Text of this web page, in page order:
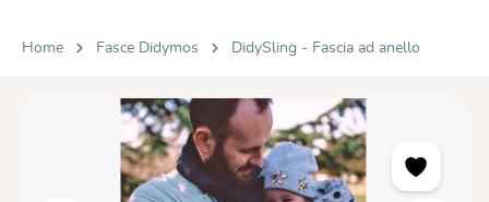
Home Fasce Didymos DidySling - Fascia ad anello
Salta la galleria di immagini